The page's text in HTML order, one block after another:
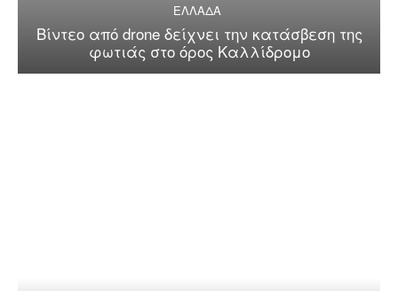
ΕΛΛΑΔΑ
Βίντεο από drone δείχνει την κατάσβεση της
φωτιάς στο όρος Καλλίδρομο